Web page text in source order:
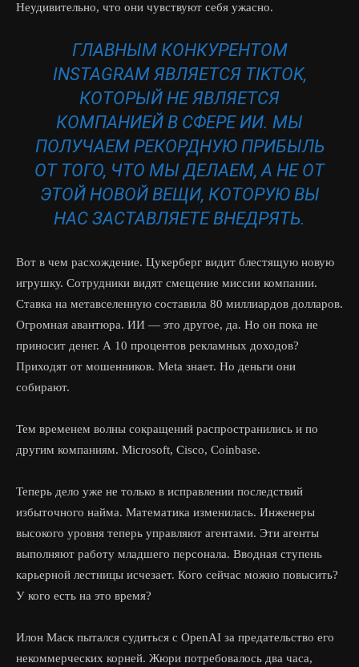
Неудивительно, что они чувствуют себя ужасно.
ГЛАВНЫМ КОНКУРЕНТОМ
INSTAGRAM ЯВЛЯЕТСЯ TIKTOK,
КОТОРЫЙ НЕ ЯВЛЯЕТСЯ
КОМПАНИЕЙ В СФЕРЕ ИИ. МЫ
ПОЛУЧАЕМ РЕКОРДНУЮ ПРИБЫЛЬ
ОТ ТОГО, ЧТО МЫ ДЕЛАЕМ, А НЕ ОТ
ЭТОЙ НОВОЙ ВЕЩИ, КОТОРУЮ ВЫ
НАС ЗАСТАВЛЯЕТЕ ВНЕДРЯТЬ.
Вот в чем расхождение. Цукерберг видит блестящую новую
игрушку. Сотрудники видят смещение миссии компании.
Ставка на метавселенную составила 80 миллиардов долларов.
Огромная авантюра. ИИ — это другое, да. Но он пока не
приносит денег. А 10 процентов рекламных доходов?
Приходят от мошенников. Meta знает. Но деньги они
собирают.
Тем временем волны сокращений распространились и по
другим компаниям. Microsoft, Cisco, Coinbase.
Теперь дело уже не только в исправлении последствий
избыточного найма. Математика изменилась. Инженеры
высокого уровня теперь управляют агентами. Эти агенты
выполняют работу младшего персонала. Вводная ступень
карьерной лестницы исчезает. Кого сейчас можно повысить?
У кого есть на это время?
Илон Маск пытался судиться с OpenAI за предательство его
некоммерческих корней. Жюри потребовалось два часа,